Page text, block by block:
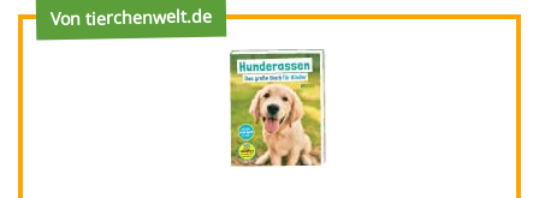
Von tierchenwelt.de